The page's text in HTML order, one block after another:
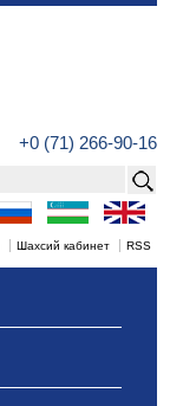
+0 (71) 266-90-16
Шахсий кабинет RSS